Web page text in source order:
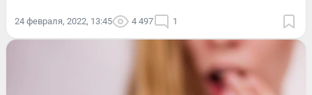
24 февраля, 2022, 13:45 4 497 1